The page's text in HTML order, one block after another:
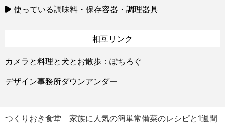
使っている調味料・保存容器・調理器具
相互リンク
カメラと料理と犬とお散歩：ぽちろぐ
デザイン事務所ダウンアンダー
つくりおき食堂 家族に人気の簡単常備菜のレシピと1週間